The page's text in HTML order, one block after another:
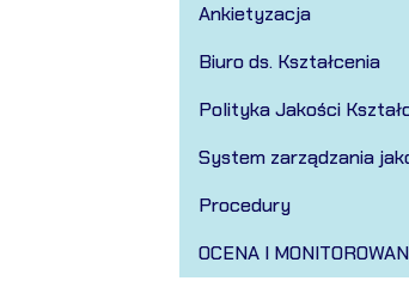
Ankietyzacja
Biuro ds. Kształcenia
Polityka Jakości
System zarządzania
Procedury
OCENA I